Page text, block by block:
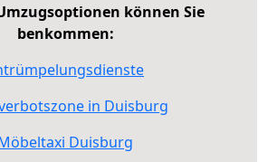
können Sie
benkommen:
in Duisburg
Duisburg